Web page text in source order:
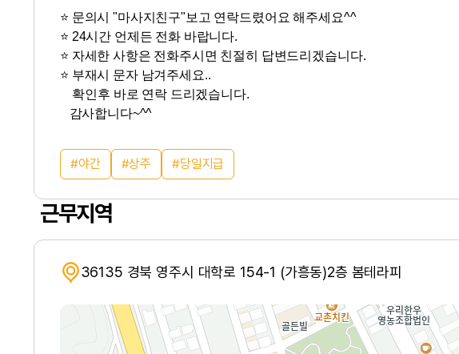
⭐ 문의시 "마사지친구"보고 연락드렸어요 해주세요^^
⭐ 24시간 언제든 전화 바랍니다.
⭐ 자세한 사항은 전화주시면 친절히 답변드리겠습니다.
⭐ 부재시 문자 남겨주세요..
확인후 바로 연락 드리겠습니다.
감사합니다~^^
야간 상주 당일지급
근무지역
36135 경북 영주시 대학로 154-1 (가흥동)2층 봄테라피